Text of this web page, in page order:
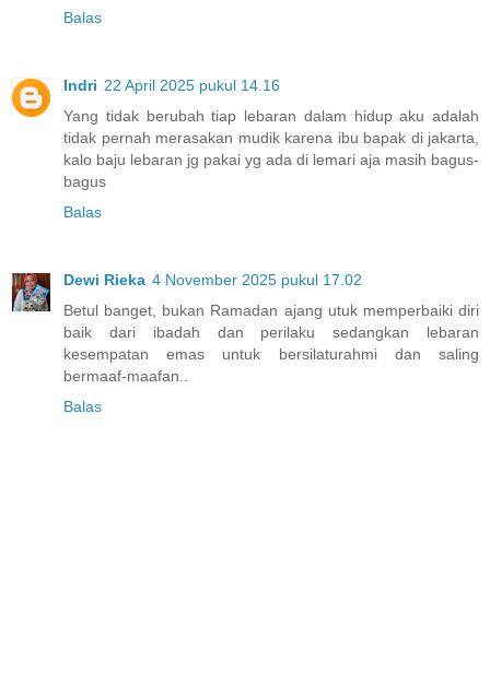
Balas
Indri 22 April 2025 pukul 14.16
Yang tidak berubah tiap lebaran dalam hidup aku adalah
tidak pernah merasakan mudik karena ibu bapak di jakarta,
kalo baju lebaran jg pakai yg ada di lemari aja masih bagus-
bagus
Balas
Dewi Rieka 4 November 2025 pukul 17.02
Betul banget, bukan Ramadan ajang utuk memperbaiki diri
baik dari ibadah dan perilaku sedangkan lebaran
kesempatan emas untuk bersilaturahmi dan saling
bermaaf-maafan..
Balas